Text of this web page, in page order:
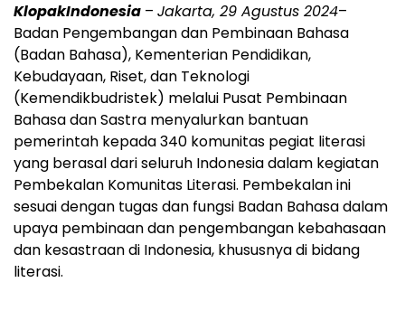
KlopakIndonesia – Jakarta, 29 Agustus 2024–
Badan Pengembangan dan Pembinaan Bahasa
(Badan Bahasa), Kementerian Pendidikan,
Kebudayaan, Riset, dan Teknologi
(Kemendikbudristek) melalui Pusat Pembinaan
Bahasa dan Sastra menyalurkan bantuan
pemerintah kepada 340 komunitas pegiat literasi
yang berasal dari seluruh Indonesia dalam kegiatan
Pembekalan Komunitas Literasi. Pembekalan ini
sesuai dengan tugas dan fungsi Badan Bahasa dalam
upaya pembinaan dan pengembangan kebahasaan
dan kesastraan di Indonesia, khususnya di bidang
literasi.